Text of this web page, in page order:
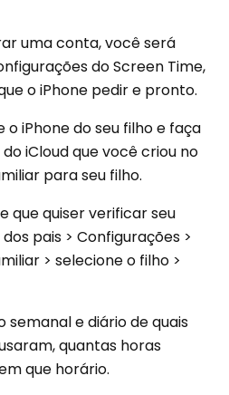
uma conta, você será
do Screen Time,
o iPhone pedir e pronto.
o iPhone do seu filho e faça
iCloud que você criou no
para seu filho.
que quiser verificar seu
pais > Configurações >
> selecione o filho >
e diário de quais
quantas horas
que horário.